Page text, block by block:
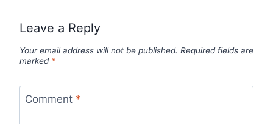
Leave a Reply
Your email address will not be published. Required fields are
marked *
Comment *